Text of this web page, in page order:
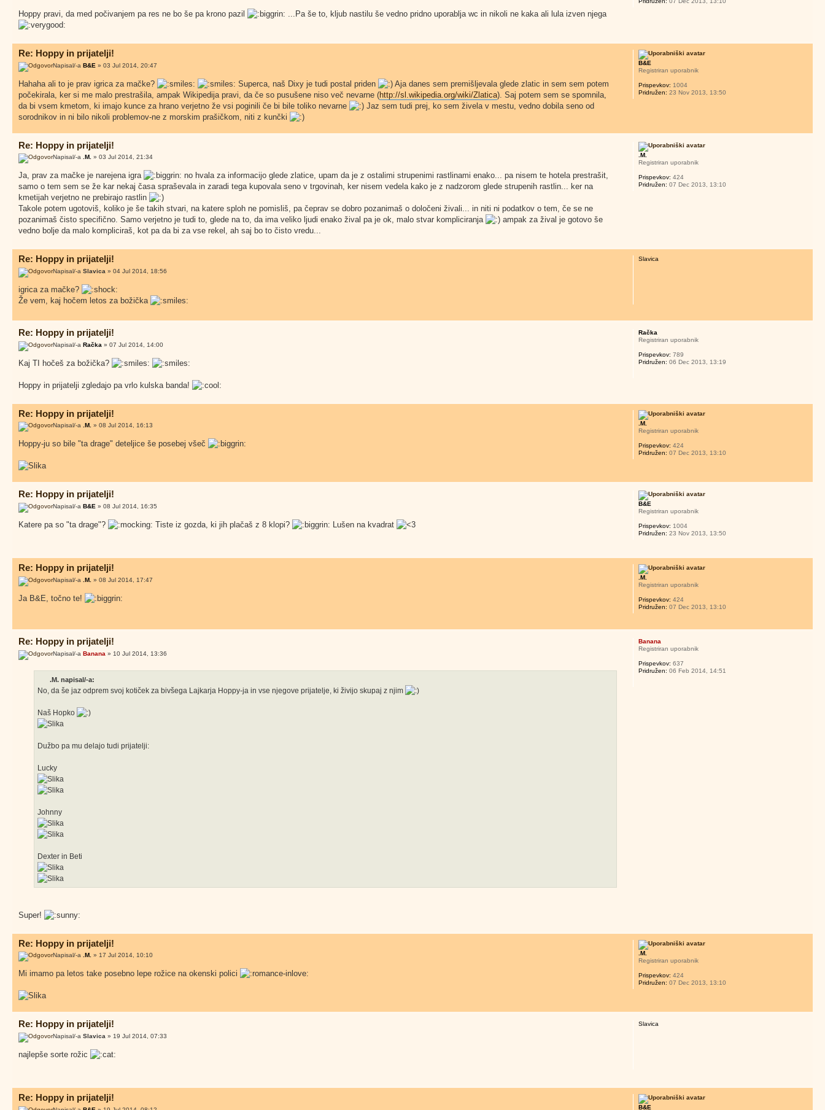
Hoppy pravi, da med počivanjem pa res ne bo še pa krono pazil ...Pa še to, kljub nastilu še vedno pridno uporablja wc in nikoli ne kaka ali lula izven njega
Re: Hoppy in prijatelji!
Napisal/-a B&E » 03 Jul 2014, 20:47
Hahaha ali to je prav igrica za mačke? Superca, naš Dixy je tudi postal priden
Aja danes sem premišljevala glede zlatic in sem sem potem
počekirala, ker si me malo prestrašila, ampak Wikipedija pravi, da če so pusušene niso več nevarne (http://sl.wikipedia.org/wiki/Zlatica). Saj potem sem se spomnila,
da bi vsem kmetom, ki imajo kunce za hrano verjetno že vsi poginili če bi bile toliko nevarne
Jaz sem tudi prej, ko sem živela v mestu, vedno dobila seno od
sorodnikov in ni bilo nikoli problemov-ne z morskim prašičkom, niti z kunčki
B&E
Registriran uporabnik
Prispevkov: 1004
Pridružen: 23 Nov 2013, 13:50
Re: Hoppy in prijatelji!
Napisal/-a .M. » 03 Jul 2014, 21:34
Ja, prav za mačke je narejena igra
no hvala za informacijo glede zlatice, upam da je z ostalimi strupenimi rastlinami enako... pa nisem te hotela prestrašit,
samo o tem sem se že kar nekaj časa spraševala in zaradi tega kupovala seno v trgovinah, ker nisem vedela kako je z nadzorom glede strupenih rastlin... ker na
kmetijah verjetno ne prebirajo rastlin
Takole potem ugotoviš, koliko je še takih stvari, na katere sploh ne pomisliš, pa čeprav se dobro pozanimaš o določeni živali... in niti ni podatkov o tem, če se ne
pozanimaš čisto specifično. Samo verjetno je tudi to, glede na to, da ima veliko ljudi enako žival pa je ok, malo stvar kompliciranja
ampak za žival je gotovo še
vedno bolje da malo kompliciraš, kot pa da bi za vse rekel, ah saj bo to čisto vredu...
.M.
Registriran uporabnik
Prispevkov: 424
Pridružen: 07 Dec 2013, 13:10
Re: Hoppy in prijatelji!
Napisal/-a Slavica » 04 Jul 2014, 18:56
igrica za mačke?
Že vem, kaj hočem letos za božička
Slavica
Re: Hoppy in prijatelji!
Napisal/-a Račka » 07 Jul 2014, 14:00
Kaj TI hočeš za božička?
Hoppy in prijatelji zgledajo pa vrlo kulska banda!
Račka
Registriran uporabnik
Prispevkov: 789
Pridružen: 06 Dec 2013, 13:19
Re: Hoppy in prijatelji!
Napisal/-a .M. » 08 Jul 2014, 16:13
Hoppy-ju so bile "ta drage" deteljice še posebej všeč
.M.
Registriran uporabnik
Prispevkov: 424
Pridružen: 07 Dec 2013, 13:10
Re: Hoppy in prijatelji!
Napisal/-a B&E » 08 Jul 2014, 16:35
Katere pa so "ta drage"? Tiste iz gozda, ki jih plačaš z 8 klopi? Lušen na kvadrat
B&E
Registriran uporabnik
Prispevkov: 1004
Pridružen: 23 Nov 2013, 13:50
Re: Hoppy in prijatelji!
Napisal/-a .M. » 08 Jul 2014, 17:47
Ja B&E, točno te!
.M.
Registriran uporabnik
Prispevkov: 424
Pridružen: 07 Dec 2013, 13:10
Re: Hoppy in prijatelji!
Napisal/-a Banana » 10 Jul 2014, 13:36
.M. napisal/-a:
No, da še jaz odprem svoj kotiček za bivšega Lajkarja Hoppy-ja in vse njegove prijatelje, ki živijo skupaj z njim
Naš Hopko
Dužbo pa mu delajo tudi prijatelji:
Lucky
Johnny
Dexter in Beti
Super!
Banana
Registriran uporabnik
Prispevkov: 637
Pridružen: 06 Feb 2014, 14:51
Re: Hoppy in prijatelji!
Napisal/-a .M. » 17 Jul 2014, 10:10
Mi imamo pa letos take posebno lepe rožice na okenski polici
.M.
Registriran uporabnik
Prispevkov: 424
Pridružen: 07 Dec 2013, 13:10
Re: Hoppy in prijatelji!
Napisal/-a Slavica » 19 Jul 2014, 07:33
najlepše sorte rožic
Slavica
Re: Hoppy in prijatelji!
B&E